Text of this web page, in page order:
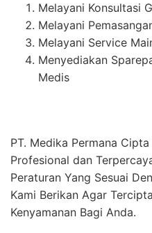
Melayani Konsultasi
Melayani
Melayani Service
Menyediakan
Medis
PT. Medika Permana
Profesional dan
Peraturan Yang Sesuai
Kami Berikan Agar
Kenyamanan Bagi Anda.